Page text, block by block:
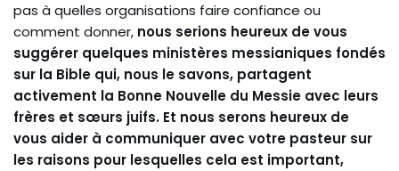
pas à quelles organisations faire confiance ou
comment donner, nous serions heureux de vous
suggérer quelques ministères messianiques fondés
sur la Bible qui, nous le savons, partagent
activement la Bonne Nouvelle du Messie avec leurs
frères et sœurs juifs. Et nous serons heureux de
vous aider à communiquer avec votre pasteur sur
les raisons pour lesquelles cela est important,